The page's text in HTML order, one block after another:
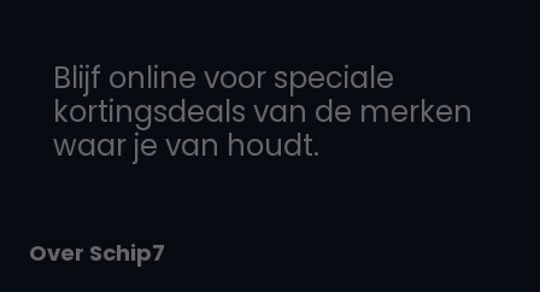
Blijf online voor speciale
kortingsdeals van de merken
waar je van houdt.
Over Schip7